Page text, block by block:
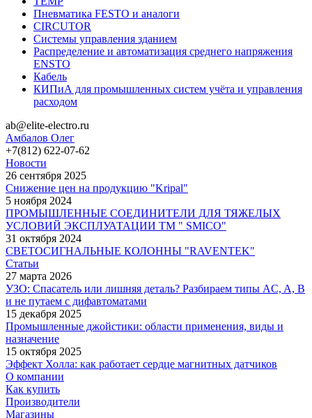
Пневматика FESTO и аналоги
CIRCUTOR
Системы управления зданием
Распределение и автоматизация среднего напряжения
ENSTO
Кабель
КИПиА для промышленных систем учёта и управления
расходом
ab@elite-electro.ru
Амбалов Олег
+7(812) 622-07-62
Новости
26 сентября 2025
Снижение цен на продукцию "Kripal"
5 ноября 2024
ПРОМЫШЛЕННЫЕ СОЕДИНИТЕЛИ ДЛЯ ТЯЖЕЛЫХ
УСЛОВИЙ ЭКСПЛУАТАЦИИ TM " SMICO"
31 октября 2024
СВЕТОСИГНАЛЬНЫЕ КОЛОННЫ "RAVENTEK"
Статьи
27 марта 2026
УЗО: Спасатель или лишняя деталь? Разбираем типы AC, A, B
и не путаем с дифавтоматами
15 декабря 2025
Промышленные джойстики: области применения, виды и
назначение
15 октября 2025
Эффект Холла: как работает сердце магнитных датчиков
О компании
Как купить
Производители
Магазины